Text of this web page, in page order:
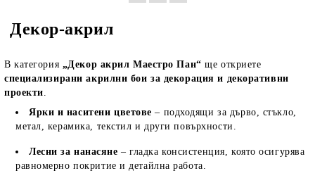
Декор-акрил
В категория „Декор акрил Маестро Пан“ ще откриете
специализирани акрилни бои за декорация и декоративни
проекти.
Ярки и наситени цветове – подходящи за дърво, стъкло,
метал, керамика, текстил и други повърхности.
Лесни за нанасяне – гладка консистенция, която осигурява
равномерно покритие и детайлна работа.